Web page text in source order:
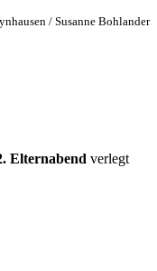
/ Susanne Bohlander
Elternabend verlegt